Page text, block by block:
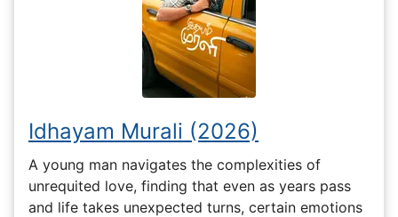
Idhayam Murali (2026)
A young man navigates the complexities of
unrequited love, finding that even as years pass
and life takes unexpected turns, certain emotions